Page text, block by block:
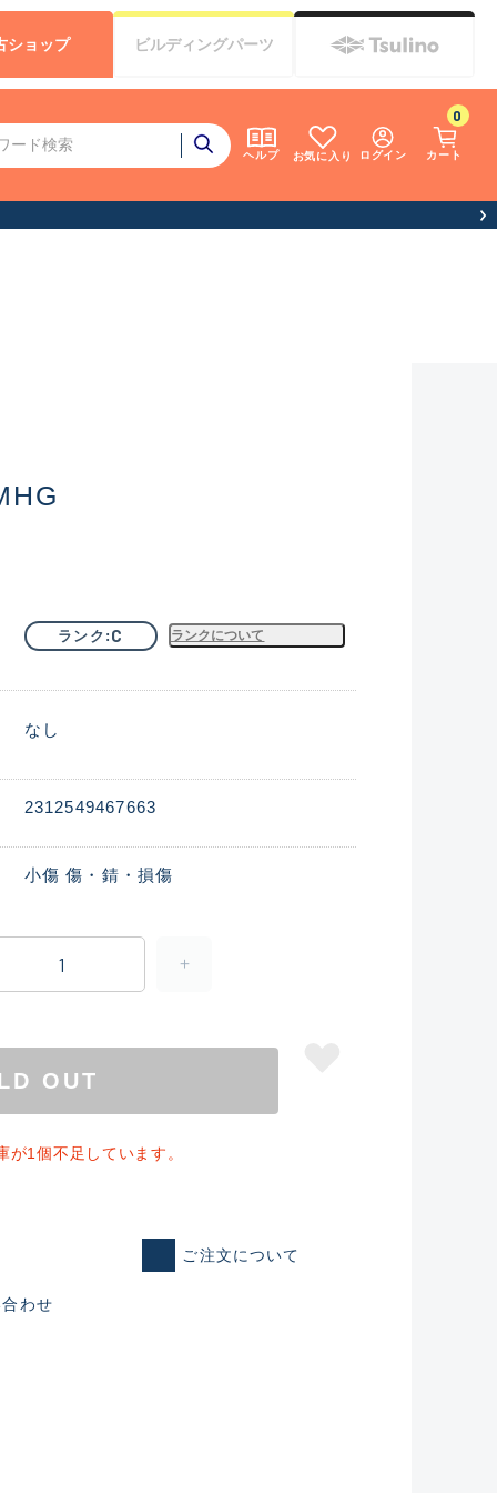
ヘルプ お気に入り ログイン カート
0
ショップ ビルディングパーツ
ランク C ランクについて
なし
2312549467663
小傷 傷・錆・損傷
OUT
が1個不足しています。
ご注文について
わせ